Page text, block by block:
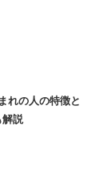
れの人の特徴と
解説